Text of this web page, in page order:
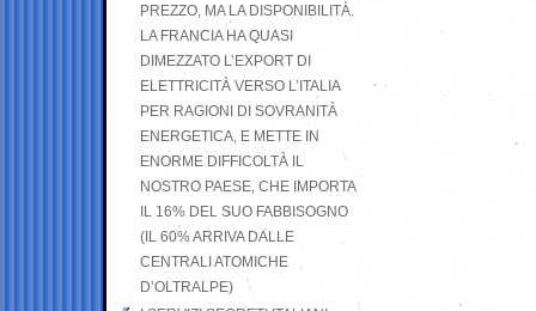
PREZZO, MA LA DISPONIBILITÀ.
LA FRANCIA HA QUASI
DIMEZZATO L’EXPORT DI
ELETTRICITÀ VERSO L’ITALIA
PER RAGIONI DI SOVRANITÀ
ENERGETICA, E METTE IN
ENORME DIFFICOLTÀ IL
NOSTRO PAESE, CHE IMPORTA
IL 16% DEL SUO FABBISOGNO
(IL 60% ARRIVA DALLE
CENTRALI ATOMICHE
D’OLTRALPE)